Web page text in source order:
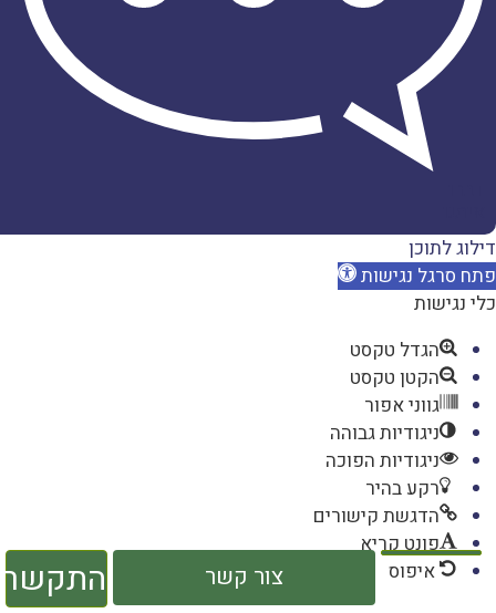
התקשר צור קשר
דילוג לתוכן
פתח סרגל נגישות
כלי נגישות
הגדל טקסט
הקטן טקסט
גווני אפור
ניגודיות גבוהה
ניגודיות הפוכה
רקע בהיר
הדגשת קישורים
פונט קריא
איפוס